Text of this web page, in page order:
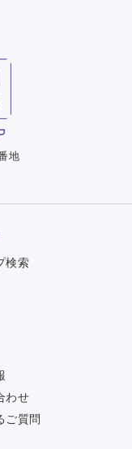
地
検索
わせ
ご質問